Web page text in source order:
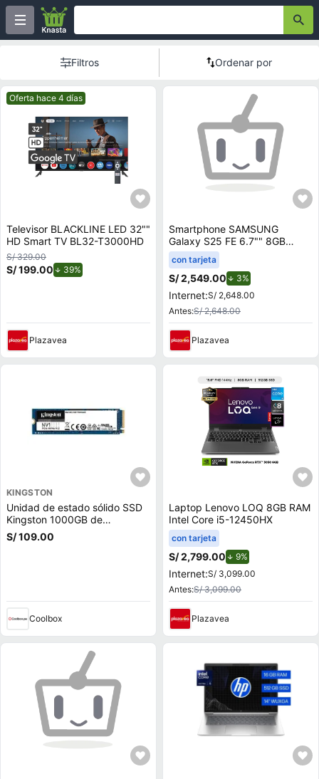
Filtros Ordenar por
Mejor precio.
Oferta hace 4 días
Televisor BLACKLINE LED 32""
HD Smart TV BL32-T3000HD
S/ 329.00
S/ 199.00 39%
Plazavea
Smartphone SAMSUNG
Galaxy S25 FE 6.7"" 8GB
128GB 50.0 MP + 12.0 MP +
8.0 MP Negro
con tarjeta
S/ 2,549.00 3%
Internet:S/ 2,648.00
Antes:S/ 2,648.00
Plazavea
KINGSTON
Unidad de estado sólido SSD
Kingston 1000GB de
capacidad, M.2, NVMe, PCIe
3.0
S/ 109.00
Coolbox
Laptop Lenovo LOQ 8GB RAM
Intel Core i5-12450HX
con tarjeta
S/ 2,799.00 9%
Internet:S/ 3,099.00
Antes:S/ 3,099.00
Plazavea